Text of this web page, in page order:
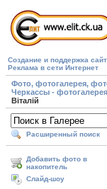
Создание и поддержка
Реклама в сети Интернет
Фото, фотогалерея,
Черкассы - фотогалерея
Віталій
Расширенный поиск
Добавить фото в
накопитель
Слайд-шоу